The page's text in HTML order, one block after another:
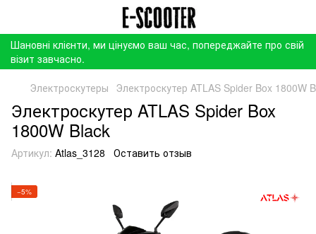
Шановні клієнти, ми цінуємо ваш час, попереджайте про свій
візит завчасно.
Электроскутеры Электроскутер ATLAS Spider Box 1800W
Электроскутер ATLAS Spider Box
1800W Black
Артикул: Atlas_3128 Оставить отзыв
−5%